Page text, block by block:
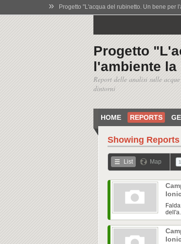
» Progetto "L'acqua del rubinetto. Un bene per
Progetto
l'ambiente
Report delle analisi sulle
dintorni
HOME REPORTS
Showing Reports
List Map 1